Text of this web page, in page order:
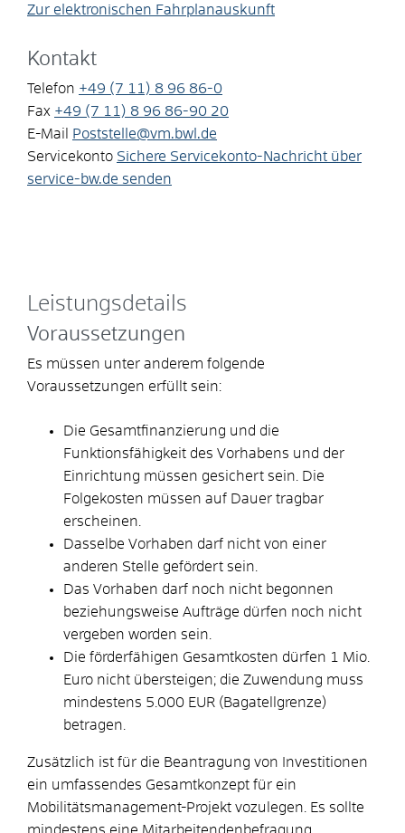
Zur elektronischen Fahrplanauskunft
Kontakt
Telefon +49 (7 11) 8 96 86-0
Fax +49 (7 11) 8 96 86-90 20
E-Mail
Poststelle@vm.bwl.de
Servicekonto Sichere Servicekonto-Nachricht über
service-bw.de senden
Leistungsdetails
Voraussetzungen
Es müssen unter anderem folgende
Voraussetzungen erfüllt sein:
Die Gesamtfinanzierung und die
Funktionsfähigkeit des Vorhabens und der
Einrichtung müssen gesichert sein. Die
Folgekosten müssen auf Dauer tragbar
erscheinen.
Dasselbe Vorhaben darf nicht von einer
anderen Stelle gefördert sein.
Das Vorhaben darf noch nicht begonnen
beziehungsweise Aufträge dürfen noch nicht
vergeben worden sein.
Die förderfähigen Gesamtkosten dürfen 1 Mio.
Euro nicht übersteigen; die Zuwendung muss
mindestens 5.000 EUR (Bagatellgrenze)
betragen.
Zusätzlich ist für die Beantragung von Investitionen
ein umfassendes Gesamtkonzept für ein
Mobilitätsmanagement-Projekt vozulegen. Es sollte
mindestens eine Mitarbeitendenbefragung